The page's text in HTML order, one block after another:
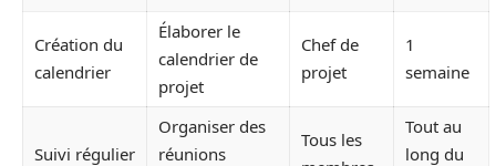
Création du
calendrier
Élaborer le
calendrier de
projet
Chef de
projet
1
semaine
Suivi régulier
Organiser des
réunions
Tous les
Tout au
long du